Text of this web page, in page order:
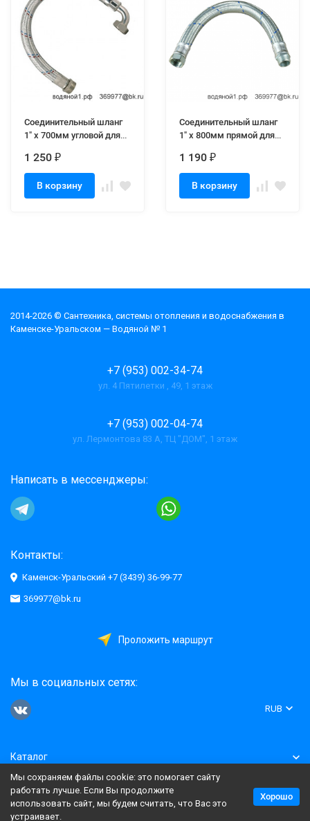
Соединительный шланг
1" х 700мм угловой для
накидной гайкой
1 250 ₽
В корзину
Соединительный шланг
1" х 800мм прямой для
накидной гайкой
1 190 ₽
В корзину
2014-2026 © Cантехника, системы отопления и водоснабжения в
Каменске-Уральском — Водяной № 1
+7 (953) 002-34-74
ул. 4 Пятилетки , 49, 1 этаж
+7 (953) 002-04-74
ул. Лермонтова 83 А, ТЦ "ДОМ", 1 этаж
Написать в мессенджеры:
Контакты:
Каменск-Уральский +7 (3439) 36-99-77
369977@bk.ru
Проложить маршрут
Мы в социальных сетях:
RUB
Каталог
Информация
Мы сохраняем файлы cookie: это помогает сайту
работать лучше. Если Вы продолжите
использовать сайт, мы будем считать, что Вас это
устраивает.
Хорошо